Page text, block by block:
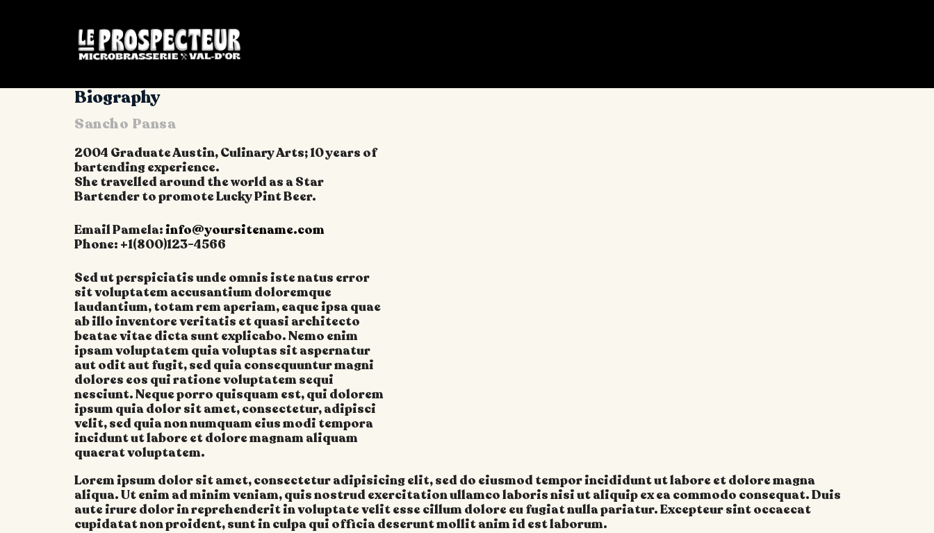
Biography
Sancho Pansa
2004 Graduate Austin, Culinary Arts; 10 years of
bartending experience.
She travelled around the world as a Star
Bartender to promote Lucky Pint Beer.
Email Pamela:info@yoursitename.com
Phone: +1(800)123-4566
Sed ut perspiciatis unde omnis iste natus error
sit voluptatem accusantium doloremque
laudantium, totam rem aperiam, eaque ipsa quae
ab illo inventore veritatis et quasi architecto
beatae vitae dicta sunt explicabo. Nemo enim
ipsam voluptatem quia voluptas sit aspernatur
aut odit aut fugit, sed quia consequuntur magni
dolores eos qui ratione voluptatem sequi
nesciunt. Neque porro quisquam est, qui dolorem
ipsum quia dolor sit amet, consectetur, adipisci
velit, sed quia non numquam eius modi tempora
incidunt ut labore et dolore magnam aliquam
quaerat voluptatem.
Lorem ipsum dolor sit amet, consectetur adipisicing elit, sed do eiusmod tempor incididunt ut labore et dolore magna
aliqua. Ut enim ad minim veniam, quis nostrud exercitation ullamco laboris nisi ut aliquip ex ea commodo consequat. Duis
aute irure dolor in reprehenderit in voluptate velit esse cillum dolore eu fugiat nulla pariatur. Excepteur sint occaecat
cupidatat non proident, sunt in culpa qui officia deserunt mollit anim id est laborum.